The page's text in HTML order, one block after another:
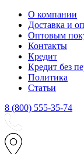
О компании
Доставка и
Оптовым
Контакты
Кредит
Кредит без
Политика
Статьи
8 (800) 555-35-74